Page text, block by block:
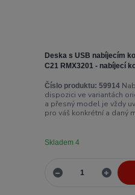
Deska s USB nabíjecím
C21 RMX3201 - nabíjecí
Číslo produktu: 59914
dispozici ve variantách
a přesný model je vždy
pro váš konkrétní a daný
Skladem 4